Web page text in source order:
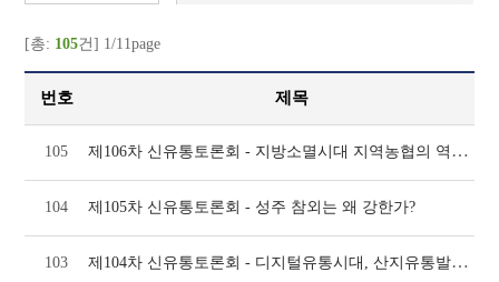
[총: 105건] 1/11page
번호 제목
105 제106차 신유통토론회 - 지방소멸시대 지역농협의 역할과 과제
104 제105차 신유통토론회 - 성주 참외는 왜 강한가?
103 제104차 신유통토론회 - 디지털유통시대, 산지유통발전 및 전문인력 양성방안